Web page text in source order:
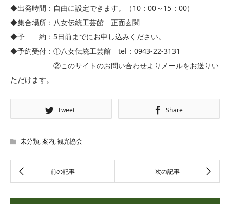
◆出発時間：自由に設定できます。（10：00～15：00）
◆集合場所：八女伝統工芸館 正面玄関
◆予 約：5日前までにお申し込みください。
◆予約受付：①八女伝統工芸館 tel：0943-22-3131
②このサイトのお問い合わせよりメールをお送りい
ただけます。
Tweet Share
未分類,案内,観光協会